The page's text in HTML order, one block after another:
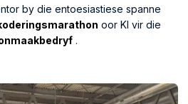
by die entoesiastiese spanne
oor KI vir die
.